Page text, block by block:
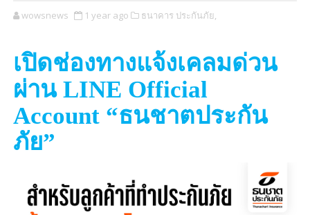
wowsnews 1 year ago ธนาคาร ประกันภัย,
เปิดช่องทางแจ้งเคลมด่วน
ผ่าน LINE Official
Account “ธนชาตประกัน
ภัย”